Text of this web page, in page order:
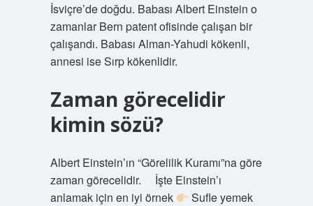
İsviçre’de doğdu. Babası Albert Einstein o
zamanlar Bern patent ofisinde çalışan bir
çalışandı. Babası Alman-Yahudi kökenli,
annesi ise Sırp kökenlidir.
Zaman görecelidir
kimin sözü?
Albert Einstein’ın “Görelilik Kuramı”na göre
zaman görecelidir. ⠀ İşte Einstein’ı
anlamak için en iyi örnek
Sufle yemek